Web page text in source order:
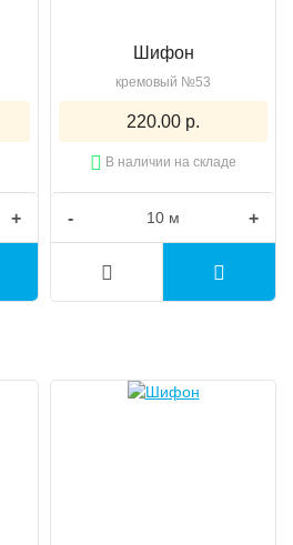
+
Шифон
кремовый №53
220.00 р.
В наличии на складе
- +